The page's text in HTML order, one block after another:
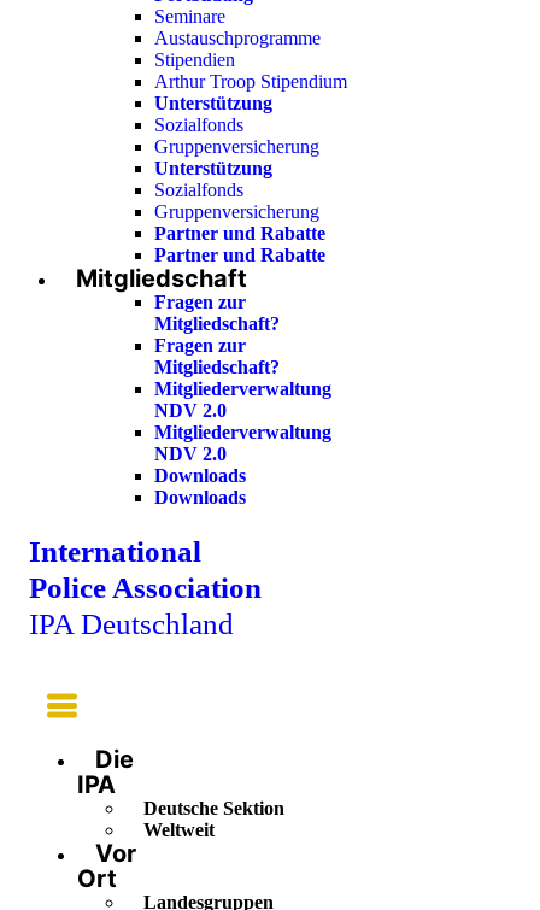
Seminare
Austauschprogramme
Stipendien
Arthur Troop Stipendium
Unterstützung
Sozialfonds
Gruppenversicherung
Unterstützung
Sozialfonds
Gruppenversicherung
Partner und Rabatte
Partner und Rabatte
Mitgliedschaft
Fragen zur
Mitgliedschaft?
Fragen zur
Mitgliedschaft?
Mitgliederverwaltung
NDV 2.0
Mitgliederverwaltung
NDV 2.0
Downloads
Downloads
International
Police Association
IPA Deutschland
Main
Menu
Die
IPA
Deutsche Sektion
Weltweit
Vor
Ort
Landesgruppen